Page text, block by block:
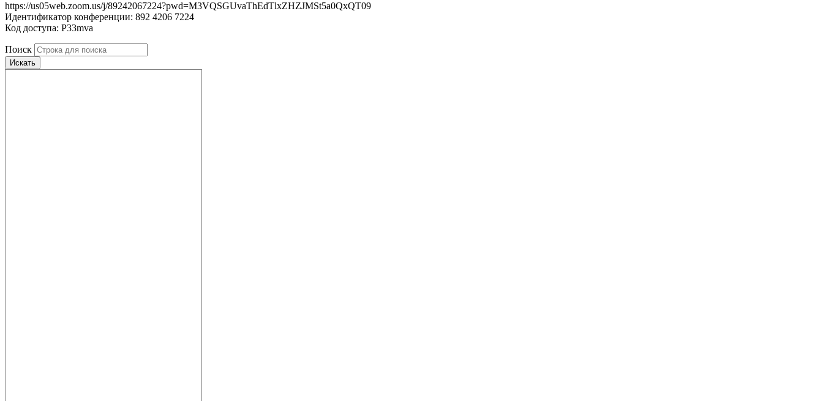
https://us05web.zoom.us/j/89242067224?pwd=M3VQSGUvaThEdTlxZHZJMSt5a0QxQT09
Идентификатор конференции: 892 4206 7224
Код доступа: P33mva
Поиск
Искать